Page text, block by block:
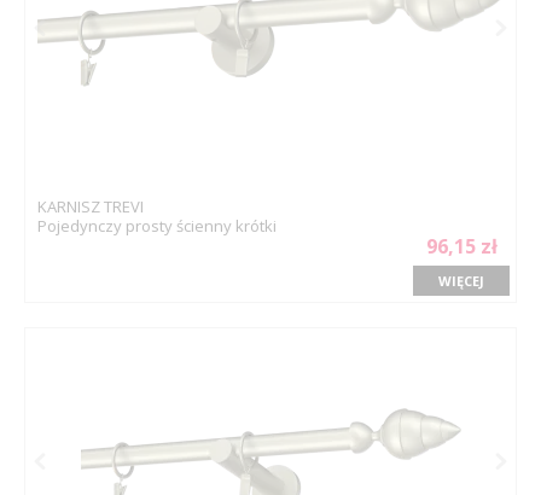
KARNISZ TREVI
Pojedynczy prosty ścienny krótki
96,15 zł
WIĘCEJ